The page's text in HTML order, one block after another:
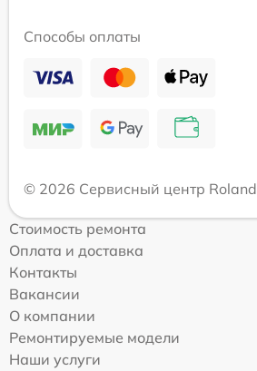
Способы оплаты
© 2026 Сервисный центр Roland
Стоимость ремонта
Оплата и доставка
Контакты
Вакансии
О компании
Ремонтируемые модели
Наши услуги